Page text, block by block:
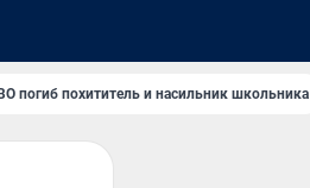
погиб похититель и насильник школьника